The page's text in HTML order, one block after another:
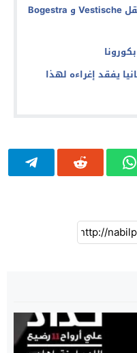
كلزنكرش| إضراب عام لشركات النقل Vestische و Bogestra
يفقد إغراءه لهذا